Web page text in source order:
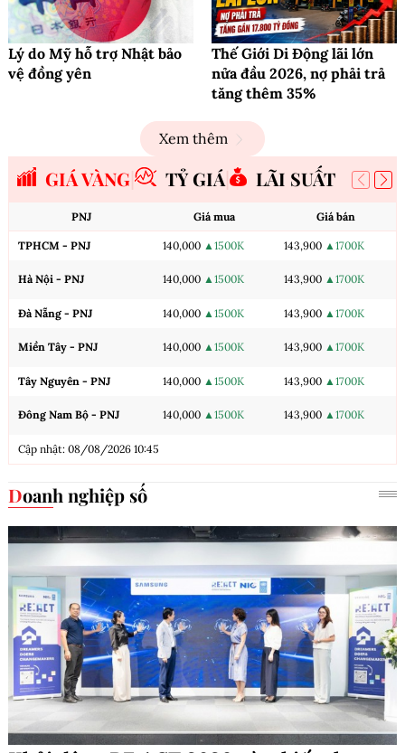
Lý do Mỹ hỗ trợ Nhật bảo
vệ đồng yên
Thế Giới Di Động lãi lớn
nửa đầu 2026, nợ phải trả
tăng thêm 35%
Xem thêm
GIÁ VÀNG TỶ GIÁ LÃI SUẤT
PNJ Giá mua Giá bán
TPHCM - PNJ 140,000 ▲1500K 143,900 ▲1700K
Hà Nội - PNJ 140,000 ▲1500K 143,900 ▲1700K
Đà Nẵng - PNJ 140,000 ▲1500K 143,900 ▲1700K
Miền Tây - PNJ 140,000 ▲1500K 143,900 ▲1700K
Tây Nguyên - PNJ 140,000 ▲1500K 143,900 ▲1700K
Đông Nam Bộ - PNJ 140,000 ▲1500K 143,900 ▲1700K
Cập nhật: 08/08/2026 10:45
Doanh nghiệp số